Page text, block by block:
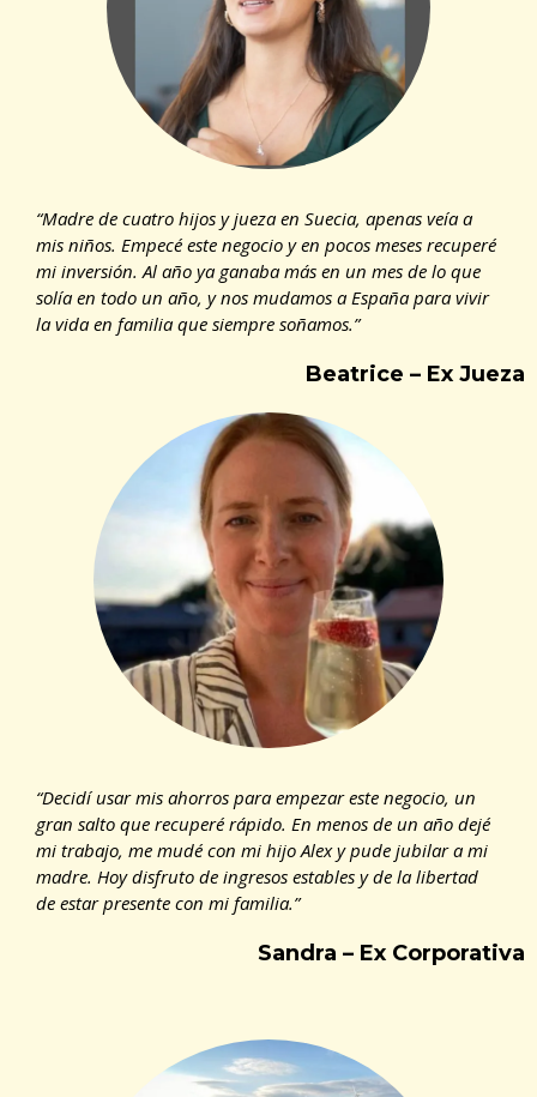
“Madre de cuatro hijos y jueza en Suecia, apenas veía a
mis niños. Empecé este negocio y en pocos meses recuperé
mi inversión. Al año ya ganaba más en un mes de lo que
solía en todo un año, y nos mudamos a España para vivir
la vida en familia que siempre soñamos.”
Beatrice – Ex Jueza
“Decidí usar mis ahorros para empezar este negocio, un
gran salto que recuperé rápido. En menos de un año dejé
mi trabajo, me mudé con mi hijo Alex y pude jubilar a mi
madre. Hoy disfruto de ingresos estables y de la libertad
de estar presente con mi familia.”
Sandra – Ex Corporativa